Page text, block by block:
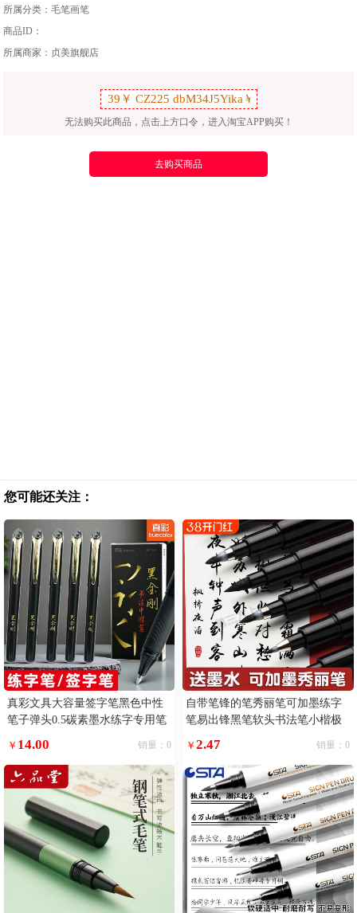
所属分类：毛笔画笔
商品ID：
所属商家：贞美旗舰店
无法购买此商品，点击上方口令，进入淘宝APP购买！
去购买商品
您可能还关注：
真彩文具大容量签字笔黑色中性
笔子弹头0.5碳素墨水练字专用笔
刚书法笔写字5支
￥ 14.00 销量：0
自带笔锋的笔秀丽笔可加墨练字
笔易出锋黑笔软头书法笔小楷极
￥2.47 销量：0